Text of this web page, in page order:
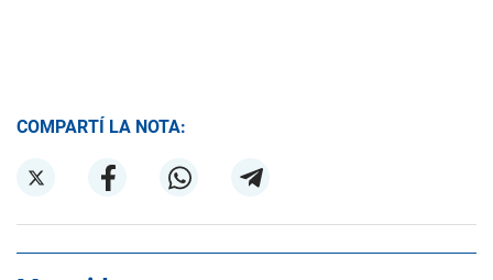
COMPARTÍ LA NOTA: